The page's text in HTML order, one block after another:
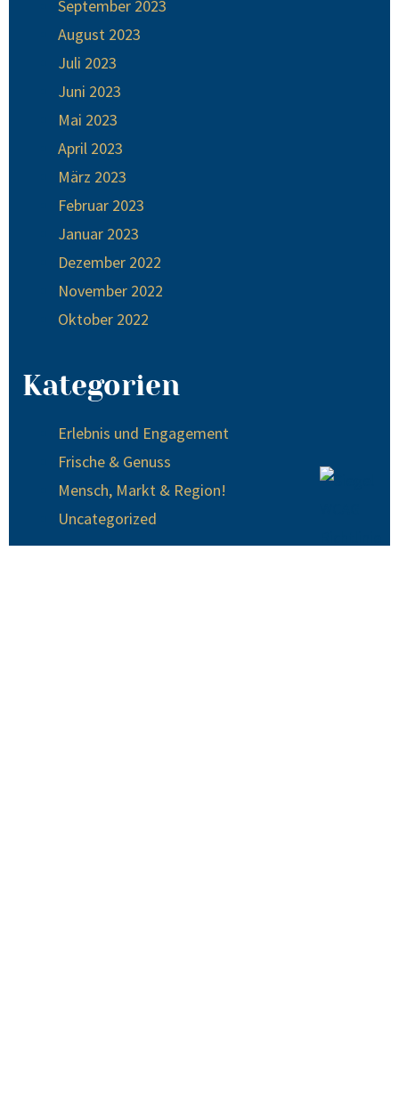
September 2023
August 2023
Juli 2023
Juni 2023
Mai 2023
April 2023
März 2023
Februar 2023
Januar 2023
Dezember 2022
November 2022
Oktober 2022
Kategorien
Erlebnis und Engagement
Frische & Genuss
Mensch, Markt & Region!
Uncategorized